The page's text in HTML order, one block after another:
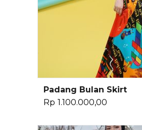
Baca Selengkapnya
Padang Bulan Skirt
Rp 1.100.000,00